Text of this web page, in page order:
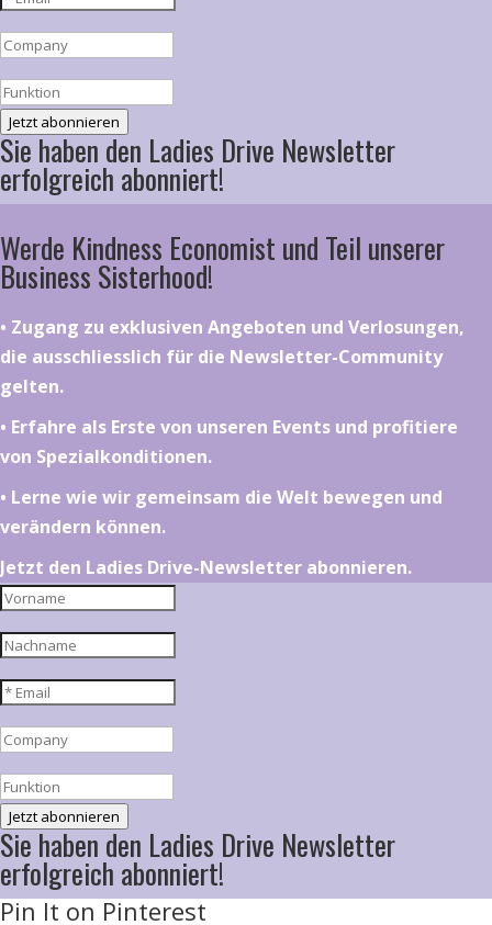
Jetzt abonnieren
Sie haben den Ladies Drive Newsletter
erfolgreich abonniert!
Werde Kindness Economist und Teil unserer
Business Sisterhood!
•⁠ ⁠⁠Zugang zu exklusiven Angeboten und Verlosungen,
die ausschliesslich für die Newsletter-Community
gelten.
•⁠ ⁠⁠Erfahre als Erste von unseren Events und profitiere
von Spezialkonditionen.
•⁠ ⁠⁠Lerne wie wir gemeinsam die Welt bewegen und
verändern können.
Jetzt den Ladies Drive-Newsletter abonnieren.
Jetzt abonnieren
Sie haben den Ladies Drive Newsletter
erfolgreich abonniert!
Pin It on Pinterest